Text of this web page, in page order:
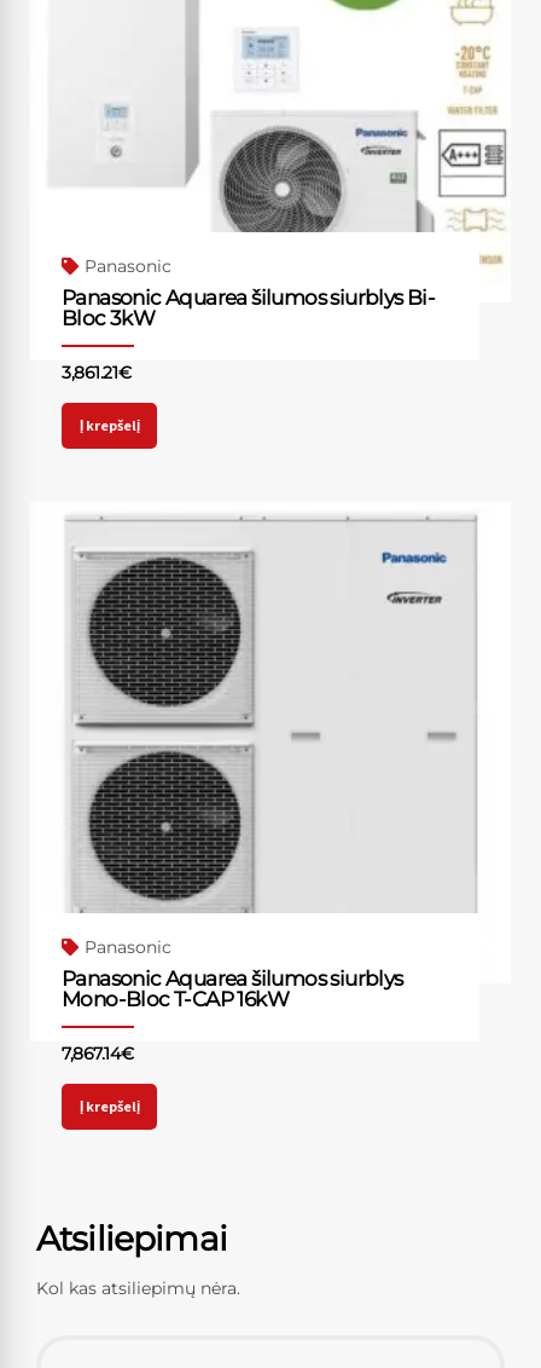
Panasonic
Panasonic Aquarea šilumos siurblys Bi-
Bloc 3kW
3,861.21€
Į krepšelį
Panasonic
Panasonic Aquarea šilumos siurblys
Mono-Bloc T-CAP 16kW
7,867.14€
Į krepšelį
Atsiliepimai
Kol kas atsiliepimų nėra.